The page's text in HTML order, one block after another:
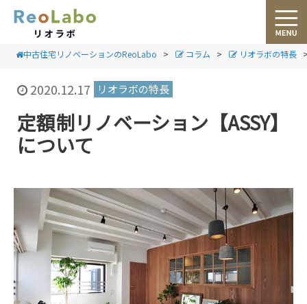
中古住宅リノベーションのReoLabo > コラム > リオラボの特長
2020.12.17 リオラボの特長
定額制リノベーション【ASSY】
について